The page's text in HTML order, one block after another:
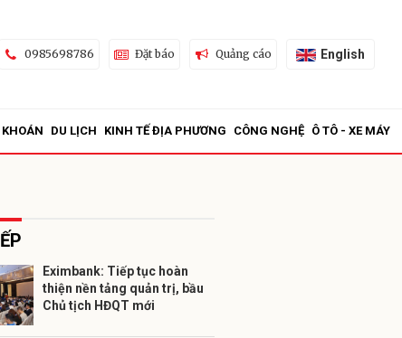
0985698786 Đặt báo Quảng cáo English
DU LỊCH KINH TẾ ĐỊA PHƯƠNG CÔNG NGHỆ Ô TÔ - XE MÁY
Eximbank: Tiếp tục hoàn
thiện nền tảng quản trị, bầu
Chủ tịch HĐQT mới